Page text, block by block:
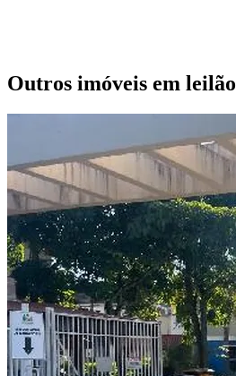
Outros imóveis em leilão